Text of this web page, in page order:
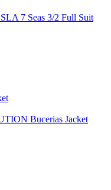
7 Seas 3/2 Full Suit
Bucerias Jacket